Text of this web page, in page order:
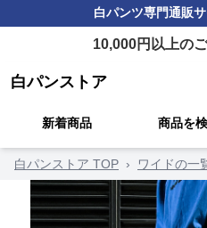
白パンツ専門通販
10,000円以上の
白パンストア
新着商品 商品を
白パンストア TOP › ワイドの一